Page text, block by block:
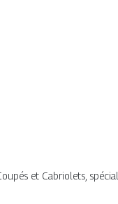
et Cabriolets,